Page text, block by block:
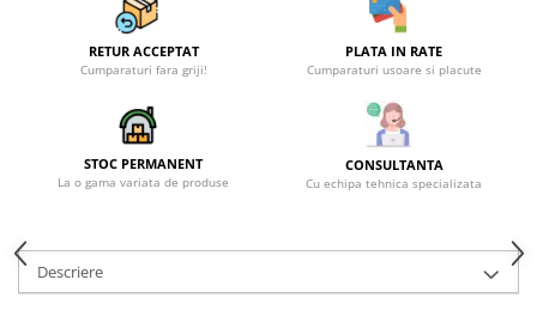
RETUR ACCEPTAT
Cumparaturi fara griji!
PLATA IN RATE
Cumparaturi usoare si placute
STOC PERMANENT
La o gama variata de produse
CONSULTANTA
Cu echipa tehnica specializata
Descriere